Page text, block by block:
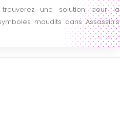
une solution pour la
maudits dans Assassin’s